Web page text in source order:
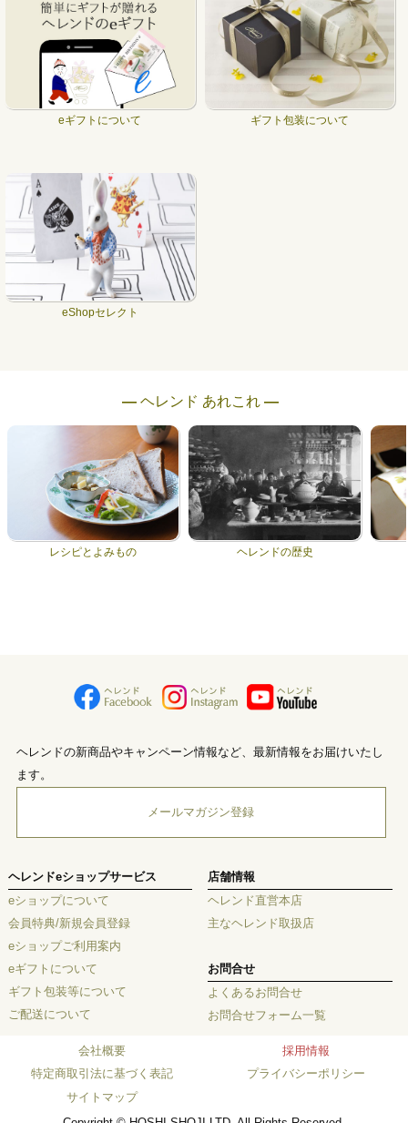
eギフトについて ギフト包装について
eShopセレクト
― ヘレンド あれこれ ―
レシピとよみもの ヘレンドの歴史
ヘレンドの新商品やキャンペーン情報など、最新情報をお届けいたし
ます。
メールマガジン登録
ヘレンドeショップサービス
eショップについて
会員特典/新規会員登録
eショップご利用案内
eギフトについて
ギフト包装等について
ご配送について
店舗情報
ヘレンド直営本店
主なヘレンド取扱店
お問合せ
よくあるお問合せ
お問合せフォーム一覧
会社概要
採用情報
特定商取引法に基づく表記
プライバシーポリシー
サイトマップ